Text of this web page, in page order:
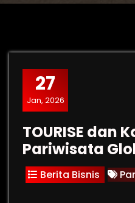
27
Jan, 2026
TOURISE dan
Pariwisata
Berita Bisnis